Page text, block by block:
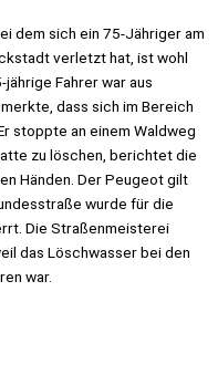
dem sich ein 75-Jäh­ri­ger am
ver­letzt hat, ist wohl
Fahrer war aus
dass sich im Bereich
stoppte an einem Waldweg
zu löschen, berichtet die
Händen. Der Peugeot gilt
wurde für die
Die Straßenmeisterei
das Löschwasser bei den
war.